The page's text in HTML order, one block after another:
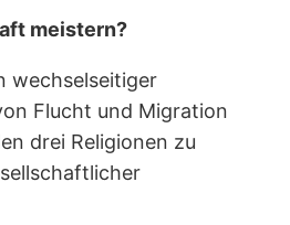
meistern?
wechselseitiger
Flucht und Migration
drei Religionen zu